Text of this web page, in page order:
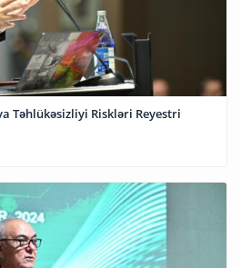
Təhlükəsizliyi Riskləri Reyestri